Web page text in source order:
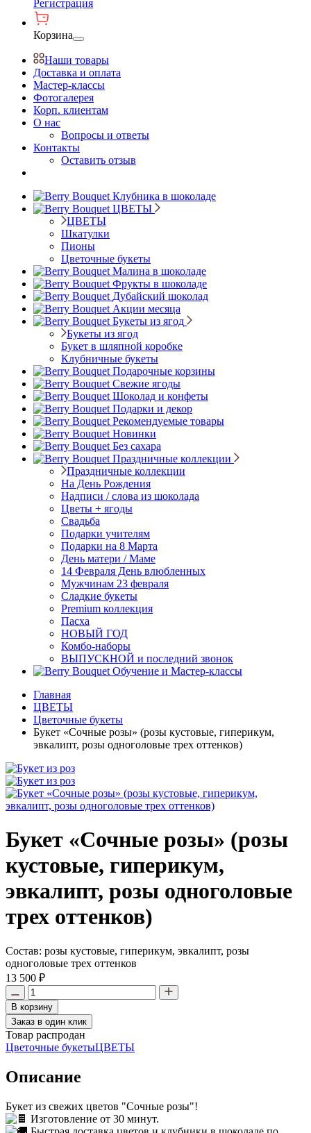
Регистрация
Корзина
Наши товары
Доставка и оплата
Мастер-классы
Фотогалерея
Корп. клиентам
О нас
Вопросы и ответы
Контакты
Оставить отзыв
Клубника в шоколаде
ЦВЕТЫ
ЦВЕТЫ
Шкатулки
Пионы
Цветочные букеты
Малина в шоколаде
Фрукты в шоколаде
Дубайский шоколад
Акции месяца
Букеты из ягод
Букеты из ягод
Букет в шляпной коробке
Клубничные букеты
Подарочные корзины
Свежие ягоды
Шоколад и конфеты
Подарки и декор
Рекомендуемые товары
Новинки
Без сахара
Праздничные коллекции
Праздничные коллекции
На День Рождения
Надписи / слова из шоколада
Цветы + ягоды
Свадьба
Подарки учителям
Подарки на 8 Марта
День матери / Маме
14 Февраля День влюбленных
Мужчинам 23 февраля
Сладкие букеты
Premium коллекция
Пасха
НОВЫЙ ГОД
Комбо-наборы
ВЫПУСКНОЙ и последний звонок
Обучение и Мастер-классы
Главная
ЦВЕТЫ
Цветочные букеты
Букет «Сочные розы» (розы кустовые, гиперикум,
эвкалипт, розы одноголовые трех оттенков)
Букет «Сочные розы» (розы
кустовые, гиперикум,
эвкалипт, розы одноголовые
трех оттенков)
Состав: розы кустовые, гиперикум, эвкалипт, розы
одноголовые трех оттенков
13 500 ₽
В корзину
Заказ в один клик
Товар распродан
Цветочные букетыЦВЕТЫ
Описание
Букет из свежих цветов "Сочные розы"!
Изготовление от 30 минут.